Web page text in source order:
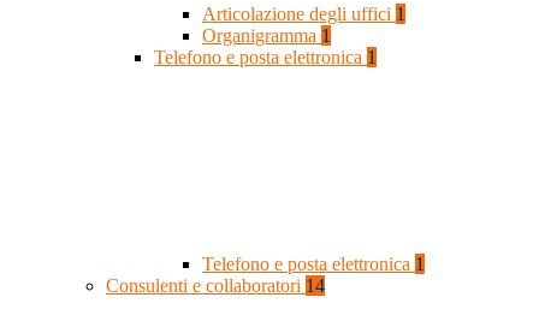
Articolazione degli uffici 1
Organigramma 1
Telefono e posta elettronica 1
Telefono e posta elettronica 1
Consulenti e collaboratori 14